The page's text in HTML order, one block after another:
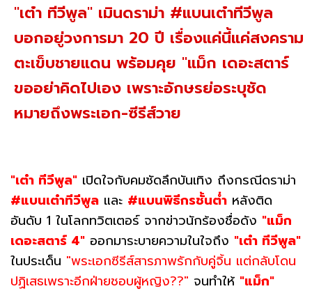
"เต๋า ทีวีพูล" เมินดราม่า #แบนเต๋าทีวีพูล
บอกอยู่วงการมา 20 ปี เรื่องแค่นี้แค่สงคราม
ตะเข็บชายแดน พร้อมคุย "แม็ก เดอะสตาร์
ขออย่าคิดไปเอง เพราะอักษรย่อระบุชัด
หมายถึงพระเอก-ซีรีส์วาย
"เต๋า ทีวีพูล" เปิดใจกับคมชัดลึกบันเทิง ถึงกรณีดราม่า
#แบนเต๋าทีวีพูล และ #แบนพิธีกรชั้นต่ำ หลังติด
อันดับ 1 ในโลกทวิตเตอร์ จากข่าวนักร้องชื่อดัง "แม็ก
เดอะสตาร์ 4" ออกมาระบายความในใจถึง "เต๋า ทีวีพูล"
ในประเด็น "พระเอกซีรีส์สารภาพรักกับคู่จิ้น แต่กลับโดน
ปฏิเสธเพราะอีกฝ่ายชอบผู้หญิง??" จนทำให้ "แม็ก"